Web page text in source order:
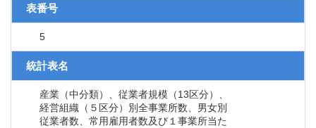
表番号
5
統計表名
産業（中分類）、従業者規模（13区分）、
経営組織（５区分）別全事業所数、男女別
従業者数、常用雇用者数及び１事業所当た